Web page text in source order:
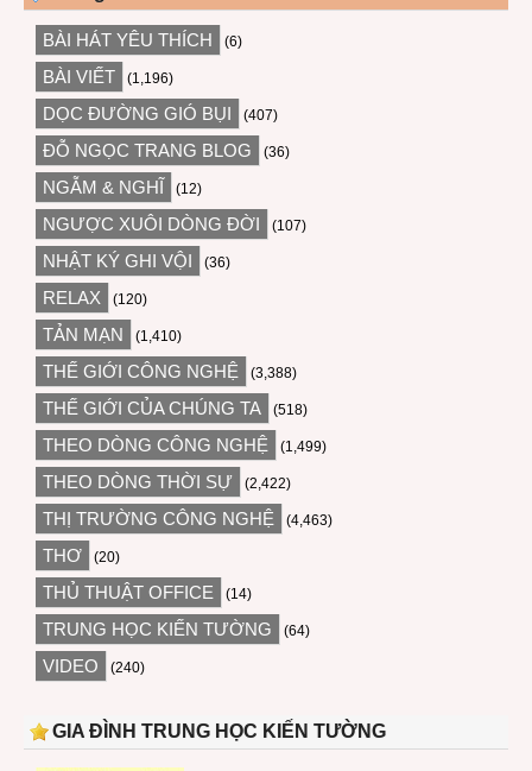
BÀI HÁT YÊU THÍCH (6)
BÀI VIẾT (1,196)
DỌC ĐƯỜNG GIÓ BỤI (407)
ĐỖ NGỌC TRANG BLOG (36)
NGẪM & NGHĨ (12)
NGƯỢC XUÔI DÒNG ĐỜI (107)
NHẬT KÝ GHI VỘI (36)
RELAX (120)
TẢN MẠN (1,410)
THẾ GIỚI CÔNG NGHỆ (3,388)
THẾ GIỚI CỦA CHÚNG TA (518)
THEO DÒNG CÔNG NGHỆ (1,499)
THEO DÒNG THỜI SỰ (2,422)
THỊ TRƯỜNG CÔNG NGHỆ (4,463)
THƠ (20)
THỦ THUẬT OFFICE (14)
TRUNG HỌC KIẾN TƯỜNG (64)
VIDEO (240)
GIA ĐÌNH TRUNG HỌC KIẾN TƯỜNG